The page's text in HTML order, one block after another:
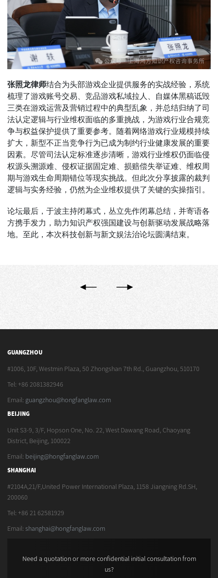
张照龙律师结合为头部游戏企业提供服务的实战经验，系统
梳理了游戏账号交易、竞品游戏私域拉人、自媒体黑稿诋毁
三类在游戏运营及营销过程中的典型乱象，并总结归纳了司
法认定逻辑与行业维权面临的多重挑战，为游戏行业合规竞
争与权益保护提供了重要参考。随着网络游戏行业规模持续
扩大，新型不正当竞争行为已成为制约行业健康发展的重要
因素。尽管司法认定标准逐步清晰，游戏行业维权仍面临侵
权源头溯源难、侵权证据固定难、损赔偿失举证难、维权周
期与游戏生命周期错位等现实挑战。但此次分享披露的裁判
逻辑与实务经验，仍然为企业维权提供了关键的实操指引。
论坛最后，于波主持闭幕式，丛立先作闭幕总结，并寄语各
方携手发力，助力知识产权强国建设与创新驱动发展战略落
地。至此，本次科技创新与新文娱法治论坛圆满结束。
GUANGZHOU
#1006, 10F, Westmin Plaza, 50 Zhongshan 7th Rd., Guangzhou, 510170
Tel: +86 2081382946
Email: guangzhou@hongfanglaw.com
BEIJING
Unit S3-9, 3/F, Hopson One, No. 22, West Dawang Road, Chaoyang
District, Beijing, 100022
Email: beijing@hongfanglaw.com
SHANGHAI
#2104A,21/F,United Power International Plaza, 1158 Jiangning Rd.SH,
200060
Tel: +86 21 62581929
Email: shanghai@hongfanglaw.com
Need a quotation or more confidential initial consultation from
us?